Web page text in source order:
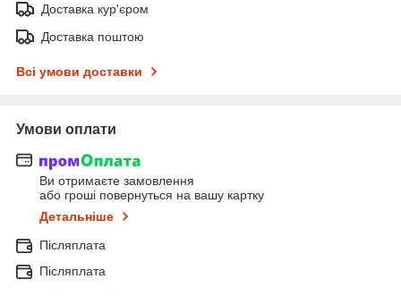
Доставка кур'єром
Доставка поштою
Всі умови доставки
Умови оплати
Ви отримаєте замовлення
або гроші повернуться на вашу картку
Детальніше
Післяплата
Післяплата